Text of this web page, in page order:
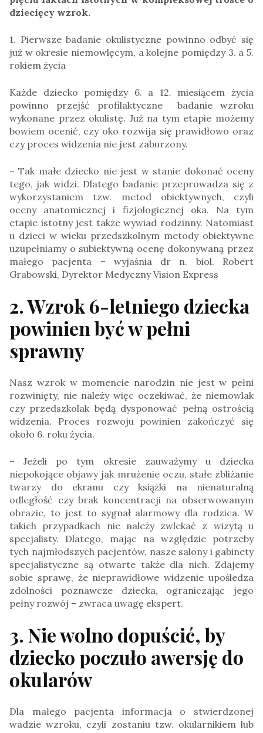
dziecięcy wzrok.
1. Pierwsze badanie okulistyczne powinno odbyć się
już w okresie niemowlęcym, a kolejne pomiędzy 3. a 5.
rokiem życia
Każde dziecko pomiędzy 6. a 12. miesiącem życia
powinno przejść profilaktyczne badanie wzroku
wykonane przez okulistę. Już na tym etapie możemy
bowiem ocenić, czy oko rozwija się prawidłowo oraz
czy proces widzenia nie jest zaburzony.
– Tak małe dziecko nie jest w stanie dokonać oceny
tego, jak widzi. Dlatego badanie przeprowadza się z
wykorzystaniem tzw. metod obiektywnych, czyli
oceny anatomicznej i fizjologicznej oka. Na tym
etapie istotny jest także wywiad rodzinny. Natomiast
u dzieci w wieku przedszkolnym metody obiektywne
uzupełniamy o subiektywną ocenę dokonywaną przez
małego pacjenta – wyjaśnia dr n. biol. Robert
Grabowski, Dyrektor Medyczny Vision Express
2. Wzrok 6-letniego dziecka
powinien być w pełni
sprawny
Nasz wzrok w momencie narodzin nie jest w pełni
rozwinięty, nie należy więc oczekiwać, że niemowlak
czy przedszkolak będą dysponować pełną ostrością
widzenia. Proces rozwoju powinien zakończyć się
około 6. roku życia.
– Jeżeli po tym okresie zauważymy u dziecka
niepokojące objawy jak mrużenie oczu, stałe zbliżanie
twarzy do ekranu czy książki na nienaturalną
odległość czy brak koncentracji na obserwowanym
obrazie, to jest to sygnał alarmowy dla rodzica. W
takich przypadkach nie należy zwlekać z wizytą u
specjalisty. Dlatego, mając na względzie potrzeby
tych najmłodszych pacjentów, nasze salony i gabinety
specjalistyczne są otwarte także dla nich. Zdajemy
sobie sprawę, że nieprawidłowe widzenie upośledza
zdolności poznawcze dziecka, ograniczając jego
pełny rozwój – zwraca uwagę ekspert.
3. Nie wolno dopuścić, by
dziecko poczuło awersję do
okularów
Dla małego pacjenta informacja o stwierdzonej
wadzie wzroku, czyli zostaniu tzw. okularnikiem lub